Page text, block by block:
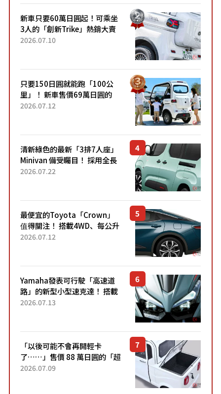
新車只要60萬日圓起！可乘坐
3人的「創新Trike」熱銷大賣
成為人氣車款！「養車成本真
2026.07.10
只要150日圓就能跑「100公
里」！ 新車售價69萬日圓的
「3人座」Trike大受歡迎！ 順
2026.07.12
清新綠色的最新「3排7人座」
Minivan 備受矚目！ 採用全長
4.7公尺剛剛好的車身尺寸與
2026.07.22
最便宜的Toyota「Crown」
值得關注！ 搭載4WD、每公升
22.4公里低油耗表現超亮眼！
2026.07.12
Yamaha發表可行駛「高速道
路」的新型小型速克達！ 搭載
能享受超強勁「渦輪感」的動
2026.07.13
「以後可能不會再開輕卡
了……」售價 88 萬日圓的「超
迷你輕型貨車」引發兩極評
2026.07.09